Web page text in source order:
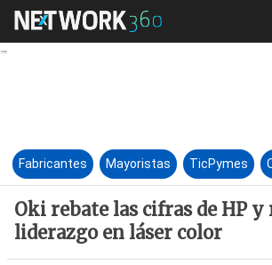
Oki rebate
Fabricantes Mayoristas TicPymes
Oki rebate las cifras de HP
liderazgo en láser color